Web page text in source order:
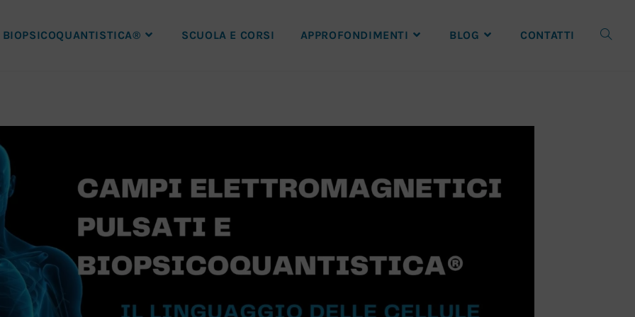
BIOPSICOQUANTISTICA® SCUOLA E CORSI APPROFONDIMENTI BLOG CONTATTI